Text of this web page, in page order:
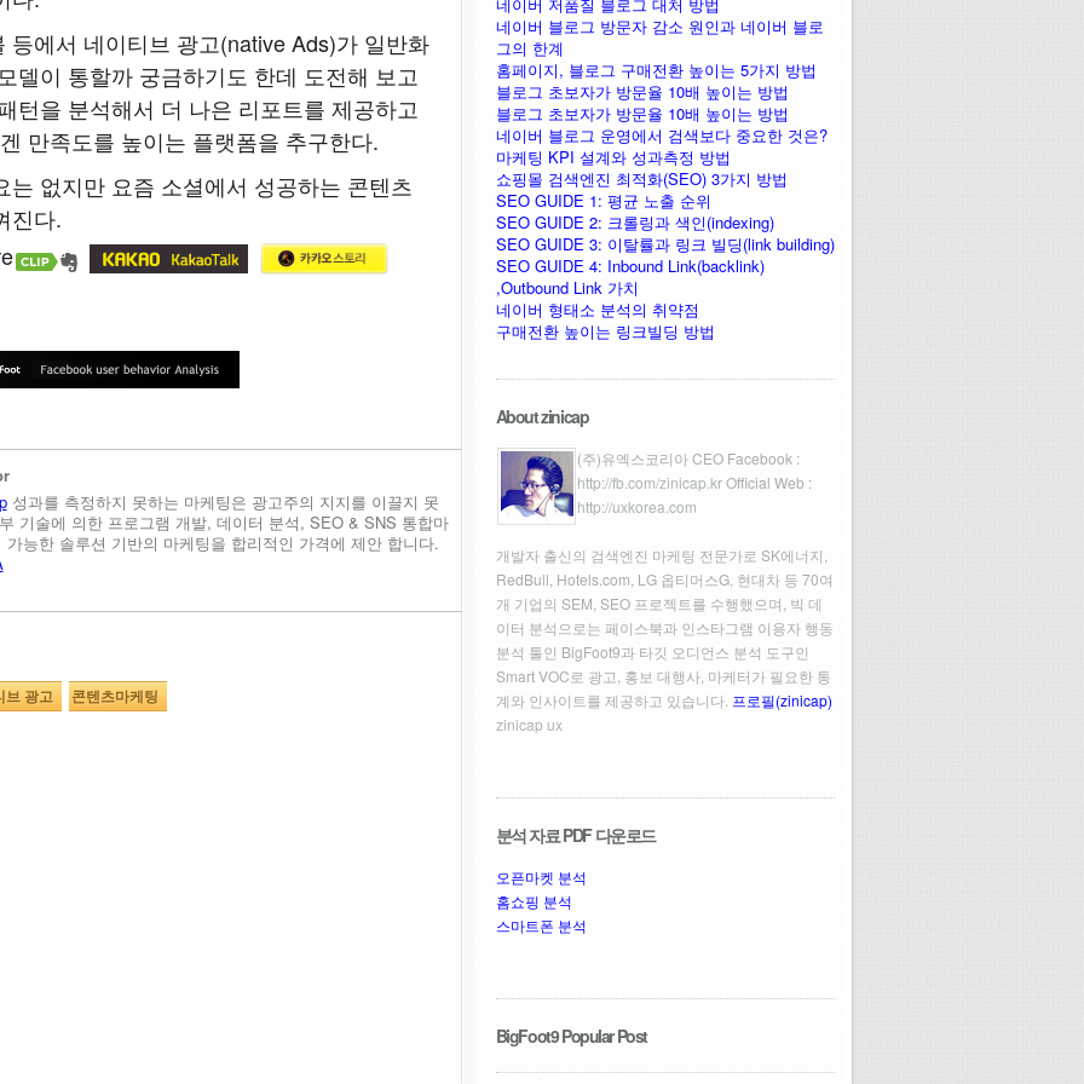
에서 네이티브 광고(native Ads)가 일반화
델이 통할까 궁금하기도 한데 도전해 보고
턴을 분석해서 더 나은 리포트를 제공하고
만족도를 높이는 플랫폼을 추구한다.
없지만 요즘 소셜에서 성공하는 콘텐츠
진다.
성과를 측정하지 못하는 마케팅은 광고주의 지지를 이끌지 못
기술에 의한 프로그램 개발, 데이터 분석, SEO & SNS 통합마
능한 솔루션 기반의 마케팅을 합리적인 가격에 제안 합니다.
브 광고 콘텐츠마케팅
네이버 블로그 방문자 감소 원인과 네이버 블로
그의 한계
홈페이지, 블로그 구매전환 높이는 5가지 방법
블로그 초보자가 방문율 10배 높이는 방법
블로그 초보자가 방문율 10배 높이는 방법
네이버 블로그 운영에서 검색보다 중요한 것은?
마케팅 KPI 설계와 성과측정 방법
쇼핑몰 검색엔진 최적화(SEO) 3가지 방법
SEO GUIDE 1: 평균 노출 순위
SEO GUIDE 2: 크롤링과 색인(indexing)
SEO GUIDE 3: 이탈률과 링크 빌딩(link building)
SEO GUIDE 4: Inbound Link(backlink)
,Outbound Link 가치
네이버 형태소 분석의 취약점
구매전환 높이는 링크빌딩 방법
About zinicap
(주)유엑스코리아 CEO Facebook :
http://fb.com/zinicap.krOfficial Web :
http://uxkorea.com
개발자 출신의 검색엔진 마케팅 전문가로 SK에너지,
RedBull, Hotels.com, LG 옵티머스G, 현대차 등 70여
개 기업의 SEM, SEO 프로젝트를 수행했으며, 빅 데
이터 분석으로는 페이스북과 인스타그램 이용자 행동
분석 툴인 BigFoot9과 타깃 오디언스 분석 도구인
Smart VOC로 광고, 홍보 대행사, 마케터가 필요한 통
계와 인사이트를 제공하고 있습니다. 프로필(zinicap)
zinicap ux
분석 자료 PDF 다운로드
오픈마켓 분석
홈쇼핑 분석
스마트폰 분석
BigFoot9 Popular Post